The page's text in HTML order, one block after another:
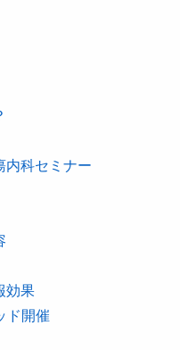
内科セミナー
効果
ド開催